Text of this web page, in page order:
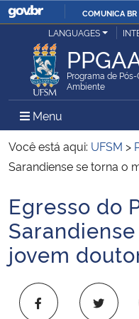
COMUNICA BR
Ministério da Justiça e Segurança
Ministério da Defesa
Ministério das Relações Exteriores
Ministério da Infraestrutura
Ministério da Agricultura,
Ministério da Educação
LANGUAGES
Programa de
Ambiente
Menu Menu
Você está aqui: UFSM >
Sarandiense se torna o
Início do conteúdo
Egresso do
jovem